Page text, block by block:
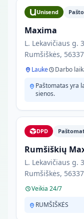
Unisend
Maxima
L. Lekavičiaus g.
Rumšiškės, 56337
Lauke Darbo
Paštomatas yra
sienos.
DPD
Rumšiškių
L. Lekavičiaus g.
Rumšiškės, 56337
Veikia 24/7
RUMŠIŠKĖS